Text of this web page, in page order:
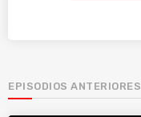
EPISODIOS ANTERIORES